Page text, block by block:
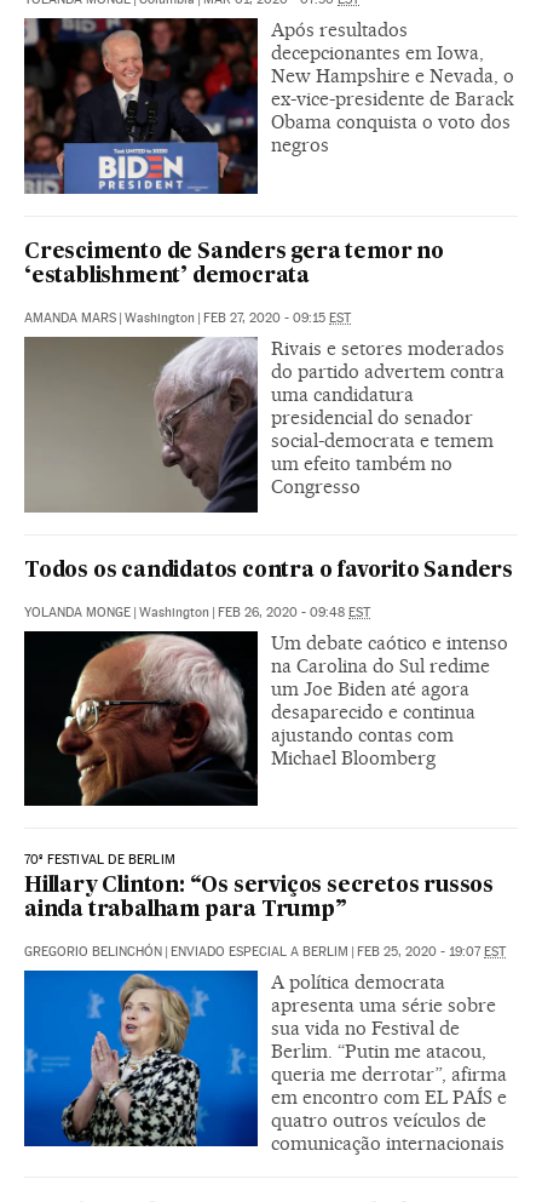
Após resultados
decepcionantes em Iowa,
New Hampshire e Nevada, o
ex-vice-presidente de Barack
Obama conquista o voto dos
negros
Crescimento de Sanders gera temor no
‘establishment’ democrata
AMANDA MARS | Washington | FEB 27, 2020 - 09:15 EST
Rivais e setores moderados
do partido advertem contra
uma candidatura
presidencial do senador
social-democrata e temem
um efeito também no
Congresso
Todos os candidatos contra o favorito Sanders
YOLANDA MONGE | Washington | FEB 26, 2020 - 09:48 EST
Um debate caótico e intenso
na Carolina do Sul redime
um Joe Biden até agora
desaparecido e continua
ajustando contas com
Michael Bloomberg
70º FESTIVAL DE BERLIM
Hillary Clinton: “Os serviços secretos russos
ainda trabalham para Trump”
GREGORIO BELINCHÓN ENVIADO ESPECIAL A BERLIM FEB 25, 2020 - 19:07 EST
A política democrata
apresenta uma série sobre
sua vida no Festival de
Berlim. “Putin me atacou,
queria me derrotar”, afirma
em encontro com EL PAÍS e
quatro outros veículos de
comunicação internacionais